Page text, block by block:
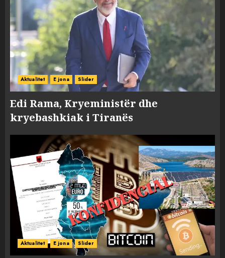
Aktualitet E jona Slider
Edi Rama, Kryeministër dhe
kryebashkiak i Tiranës
Aktualitet E jona Slider